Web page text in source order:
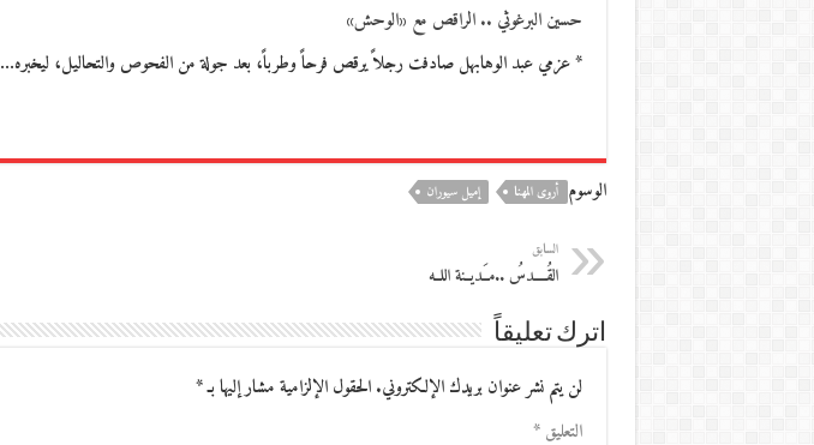
حسين البرغوثي .. الراقص مع «الوحش»
* عزمي عبد الوهابهل صادفت رجلاً يرقص فرحاً وطرباً، بعد جولة من الفحوص والتحاليل، ليخبره…
الوسوم أروى المهنا إميل سيوران
السابق
القُــــدسُ ..مـَـديــنة اللــه
اترك تعليقاً
لن يتم نشر عنوان بريدك الإلكتروني. الحقول الإلزامية مشار إليها بـ*
التعليق*